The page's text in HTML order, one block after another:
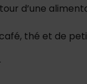
d’une
thé et de